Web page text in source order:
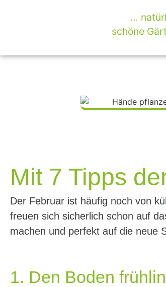
…
schöne
Mit 7 Tipps
Der Februar ist häufig noch von
freuen sich sicherlich schon auf
machen und perfekt auf die neue
1. Den Boden